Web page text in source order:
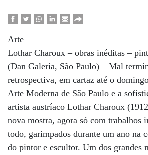
Arte
Lothar Charoux – obras inéditas –
(Dan Galeria, São Paulo) – Mal
retrospectiva, em cartaz até o
Arte Moderna de São Paulo e a
artista austríaco Lothar Charoux
nova mostra, agora só com trabalhos
todo, garimpados durante um ano na
do pintor e escultor. Um dos grandes